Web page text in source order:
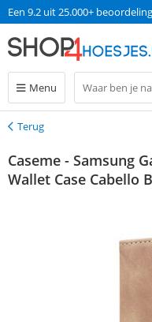
Een 9.2 uit 25.000+
Menu
Terug
Terug
Caseme - Samsung
Wallet Case Cabello